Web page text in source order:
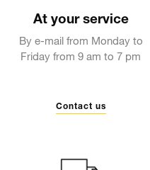
At your service
By e-mail from Monday to
Friday from 9 am to 7 pm
Contact us